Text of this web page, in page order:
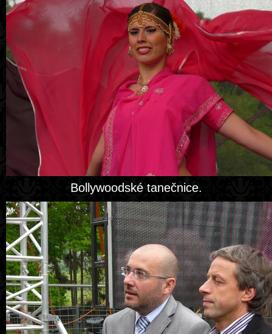
Bollywoodské tanečnice.